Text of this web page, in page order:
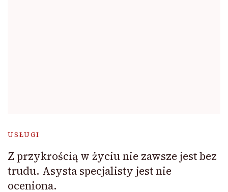
USŁUGI
Z przykrością w życiu nie zawsze jest bez
trudu. Asysta specjalisty jest nie
oceniona.